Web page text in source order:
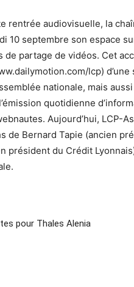
rentrée audiovisuelle, la
10 septembre son espace
de partage de vidéos. Cet
lcp)
nationale, mais
quotidienne
Aujourd’hui, LCP-
de Bernard Tapie (ancien
président du Crédit
pour Thales Alenia